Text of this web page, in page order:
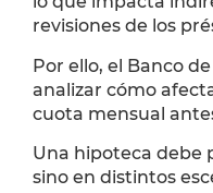
revisiones de los
Por ello, el Banco
analizar cómo
cuota mensual
Una hipoteca debe
sino en distintos